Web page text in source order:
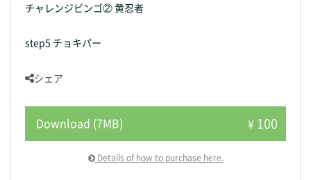
チャレンジビンゴ② 黄忍者
step5 チョキパー
シェア
Download (7MB) ¥ 100
Details of how to purchase here.